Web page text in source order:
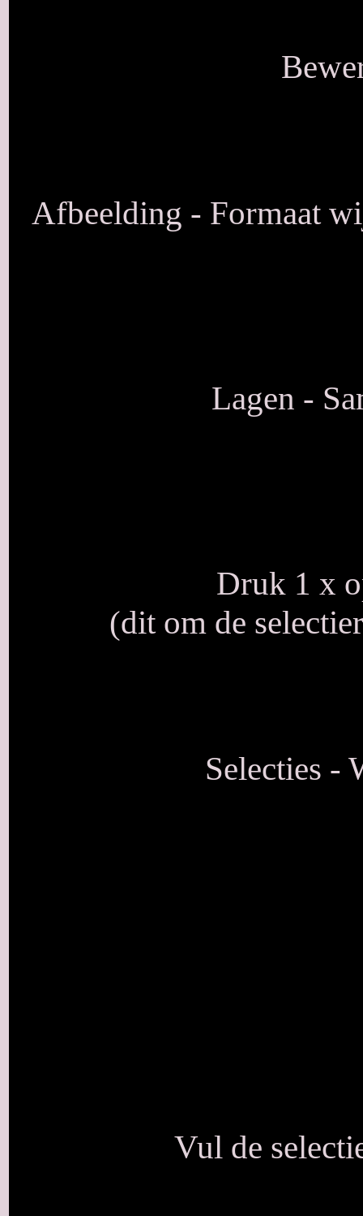
Afbeelding - Formaat
Lagen -
Druk 1 x
(dit om de
Selecties -
Vul de